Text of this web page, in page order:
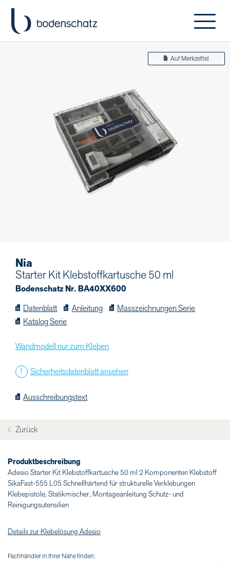
Auf Merkzettel
Nia
Starter Kit Klebstoffkartusche 50 ml
Bodenschatz Nr. BA40XX600
Datenblatt
Anleitung
Masszeichnungen Serie
Katalog Serie
Wandmodell nur zum Kleben
Sicherheitsdatenblatt ansehen
Ausschreibungstext
Zurück
Produktbeschreibung
Adesio Starter Kit Klebstoffkartusche 50 ml 2 Komponenten Klebstoff
SikaFast-555 L05 Schnellhärtend für strukturelle Verklebungen
Klebepistole, Statikmischer, Montageanleitung Schutz- und
Reinigungsutensilien
Details zur Klebelösung Adesio
Fachhändler in Ihrer Nähe finden: